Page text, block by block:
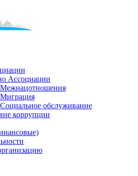
Ассоциации
Межнацотношения
Миграция
Социальное обслуживание
коррупции